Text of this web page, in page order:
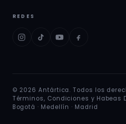
REDES
© 2026 Antártica. Todos los
Términos, Condiciones y Habeas
Bogotá · Medellín · Madrid